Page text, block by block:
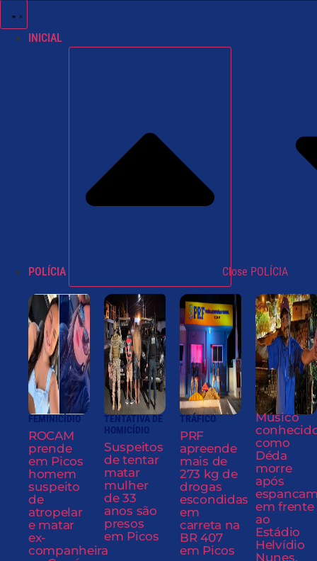
INICIAL
POLÍCIA Close POLÍCIA
FEMINICÍDIO
ROCAM
prende
em Picos
homem
suspeito
de
atropelar
e matar
ex-
companheira
TENTATIVA DE
HOMICÍDIO
Suspeitos
de tentar
matar
mulher
de 33
anos são
presos
em Picos
TRÁFICO
PRF
apreende
mais de
273 kg de
drogas
escondidas
em
carreta na
BR 407
em Picos
Músico
como
Déda
morre
após
em frente
ao
Estádio
Helvídio
Nunes,